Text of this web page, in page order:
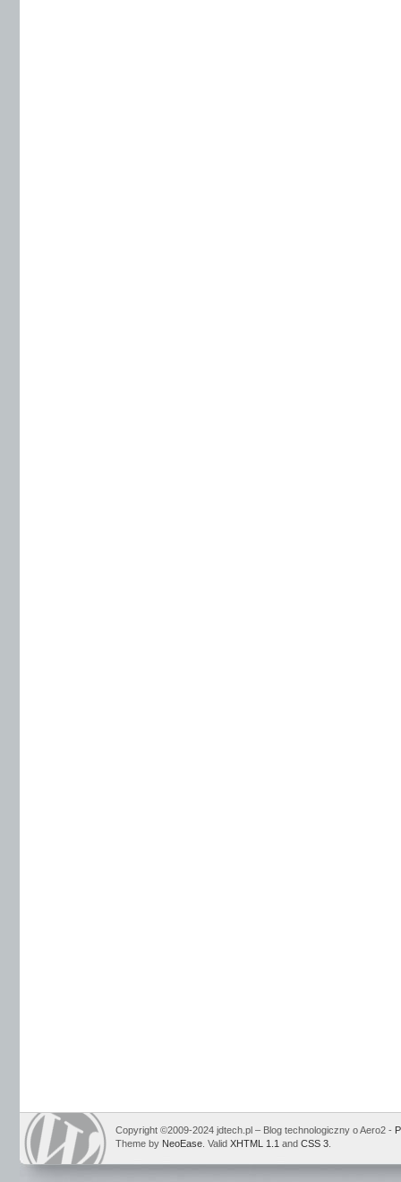
Copyright ©2009-2024 jdtech.pl – Blog technologiczny o Aero2 -
Theme by NeoEase . Valid XHTML 1.1 and CSS 3